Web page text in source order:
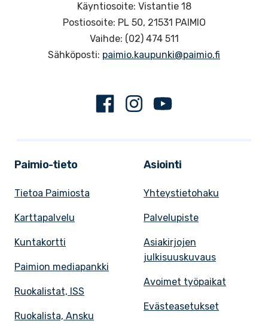
Käyntiosoite: Vistantie 18
Postiosoite: PL 50, 21531 PAIMIO
Vaihde: (02) 474 511
Sähköposti: paimio.kaupunki@paimio.fi
FacebookInstagram
Paimio-tieto
Tietoa Paimiosta
Karttapalvelu
Kuntakortti
Paimion mediapankki
Ruokalistat, ISS
Ruokalista, Ansku
Asiointi
Yhteystietohaku
Palvelupiste
Asiakirjojen
julkisuuskuvaus
Avoimet työpaikat
Evästeasetukset